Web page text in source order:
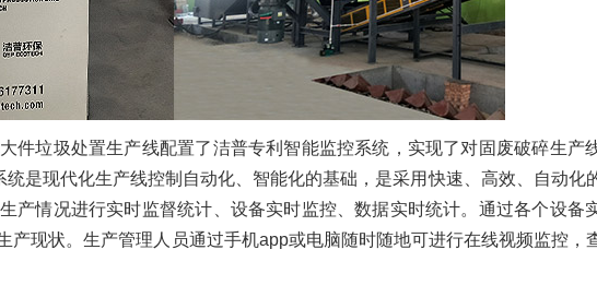
件垃圾处置生产线配置了洁普专利智能监控系统，实现了对固废破碎生产
统是现代化生产线控制自动化、智能化的基础，是采用快速、高效、自动化
产情况进行实时监督统计、设备实时监控、数据实时统计。通过各个设备
产现状。生产管理人员通过手机app或电脑随时随地可进行在线视频监控，